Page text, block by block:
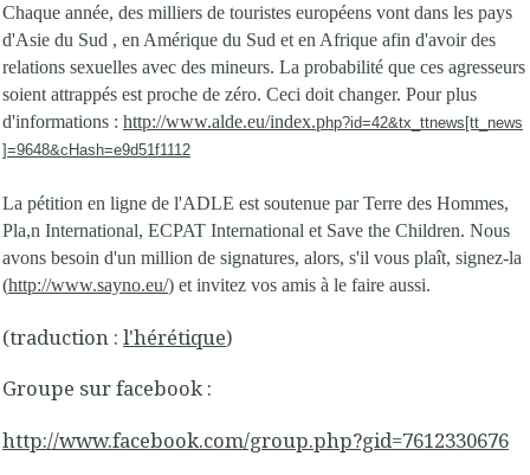
Chaque année, des milliers de touristes européens vont dans les pays
d'Asie du Sud , en Amérique du Sud et en Afrique afin d'avoir des
relations sexuelles avec des mineurs. La probabilité que ces agresseurs
soient attrappés est proche de zéro. Ceci doit changer. Pour plus
d'informations : http://www.alde.eu/index.php?id=42&tx_ttnews[tt_news
]=9648&cHash=e9d51f1112
La pétition en ligne de l'ADLE est soutenue par Terre des Hommes,
Pla,n International, ECPAT International et Save the Children. Nous
avons besoin d'un million de signatures, alors, s'il vous plaît, signez-la
(http://www.sayno.eu/) et invitez vos amis à le faire aussi.
(traduction : l'hérétique)
Groupe sur facebook :
http://www.facebook.com/group.php?gid=7612330676